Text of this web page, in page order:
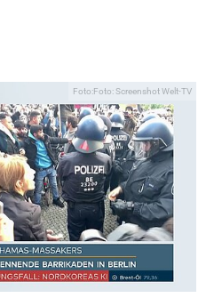
Foto:Foto: Screenshot Welt-TV